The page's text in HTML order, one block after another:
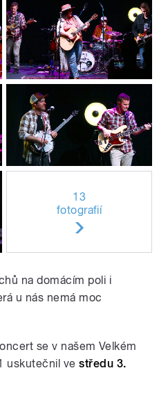
13
fotografií
na domácím poli i
u nás nemá moc
se v našem Velkém
uskutečnil vestředu 3.